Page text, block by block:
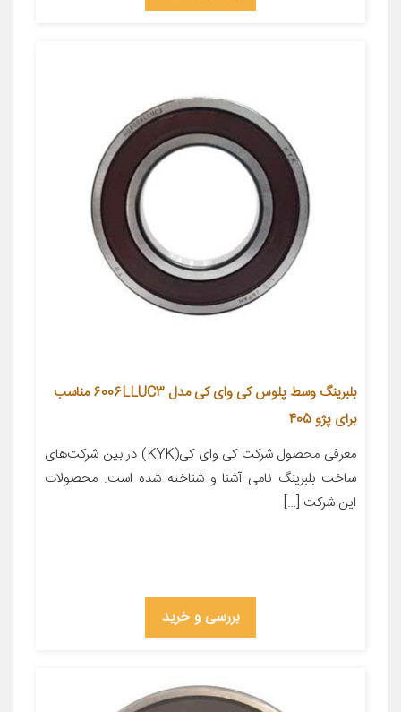
بلبرینگ وسط پلوس کی وای کی مدل 6006LLUC3 مناسب
برای پژو 405
معرفی محصول شرکت کی وای کی(KYK) در بین شرکت‌های
ساخت بلبرینگ نامی آشنا و شناخته شده است. محصولات
این شرکت […]
بررسی و خرید